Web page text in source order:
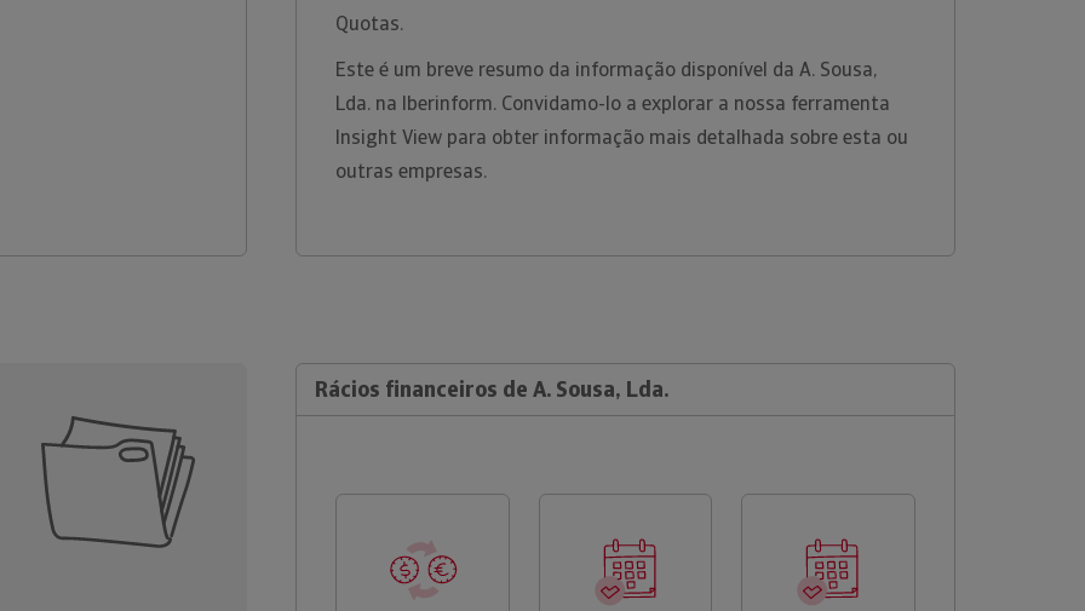
Quotas.
Este é um breve resumo da informação disponível da A. Sousa,
Lda. na Iberinform. Convidamo-lo a explorar a nossa ferramenta
Insight View para obter informação mais detalhada sobre esta ou
outras empresas.
Rácios financeiros de A. Sousa, Lda.